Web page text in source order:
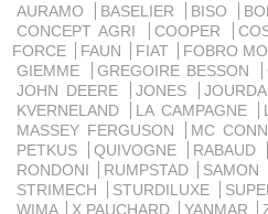
AURAMO
BASELIER BISO
CONCEPT AGRI
COOPER
FORCE
FAUN FIAT FOBRO
GIEMME
GREGOIRE BESSON
JOHN DEERE
JONES
KVERNELAND
LA CAMPAGNE
MASSEY FERGUSON
MC
PETKUS
QUIVOGNE RABAUD
RONDONI
RUMPSTAD SAMON
STRIMECH
STURDILUXE
WIMA
X PAUCHARD YANMAR